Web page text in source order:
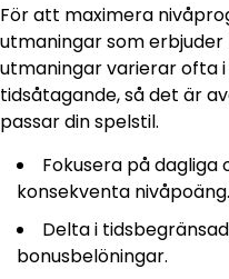
För att maximera
utmaningar som erbjuder
utmaningar varierar ofta
tidsåtagande, så det är
passar din spelstil.
Fokusera på
konsekventa nivåpoäng.
Delta i
bonusbelöningar.